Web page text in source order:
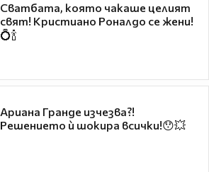
Сватбата, която чакаше целият
свят! Кристиано Роналдо се жени!
💍🍾
Ариана Гранде изчезва?!
Решението ѝ шокира всички!😯💥